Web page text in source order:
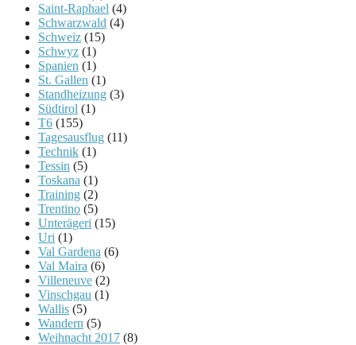
Saint-Raphael (4)
Schwarzwald (4)
Schweiz (15)
Schwyz (1)
Spanien (1)
St. Gallen (1)
Standheizung (3)
Südtirol (1)
T6 (155)
Tagesausflug (11)
Technik (1)
Tessin (5)
Toskana (1)
Training (2)
Trentino (5)
Unterägeri (15)
Uri (1)
Val Gardena (6)
Val Maira (6)
Villeneuve (2)
Vinschgau (1)
Wallis (5)
Wandern (5)
Weihnacht 2017 (8)